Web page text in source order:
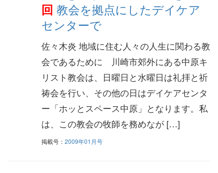
回 教会を拠点にしたデイケア
センターで
佐々木炎 地域に住む人々の人生に関わる教
会であるために 川崎市郊外にある中原キ
リスト教会は、日曜日と水曜日は礼拝と祈
祷会を行い、その他の日はデイケアセンタ
ー「ホッとスペース中原」となります。私
は、この教会の牧師を務めなが […]
掲載号： 2009年01月号